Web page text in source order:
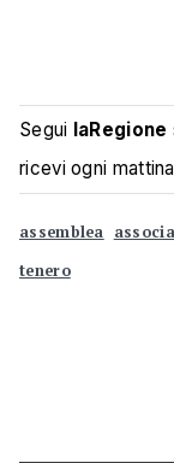
Segui laRegione
ricevi ogni
assemblea
tenero